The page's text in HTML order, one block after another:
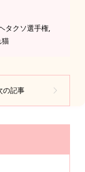
タクソ選手権,
猫